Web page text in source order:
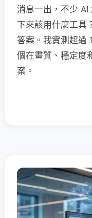
消息一出，不少
下來該用什麼工具
答案。我實測超過
個在畫質、穩定度
案。